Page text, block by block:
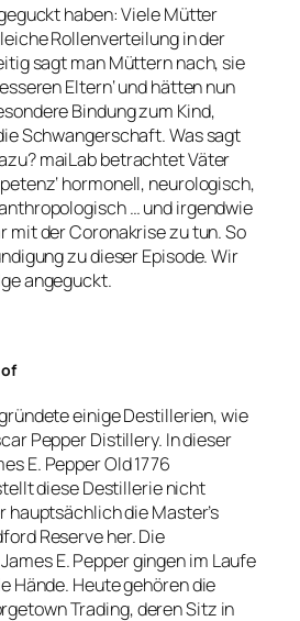
haben: Viele Mütter
Rollenverteilung in der
sagt man Müttern nach, sie
Eltern‘ und hätten nun
Bindung zum Kind,
Schwangerschaft. Was sagt
maiLab betrachtet Väter
hormonell, neurologisch,
… und irgendwie
mit der Coronakrise zu tun. So
zu dieser Episode. Wir
angeguckt.
einige Destillerien, wie
Pepper Distillery. In dieser
E. Pepper Old 1776
diese Destillerie nicht
die Master’s
Reserve her. Die
E. Pepper gingen im Laufe
Hände. Heute gehören die
Trading, deren Sitz in